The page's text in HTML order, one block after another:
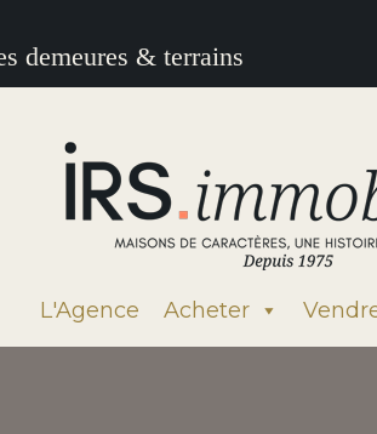
demeures & terrains
L'Agence Acheter